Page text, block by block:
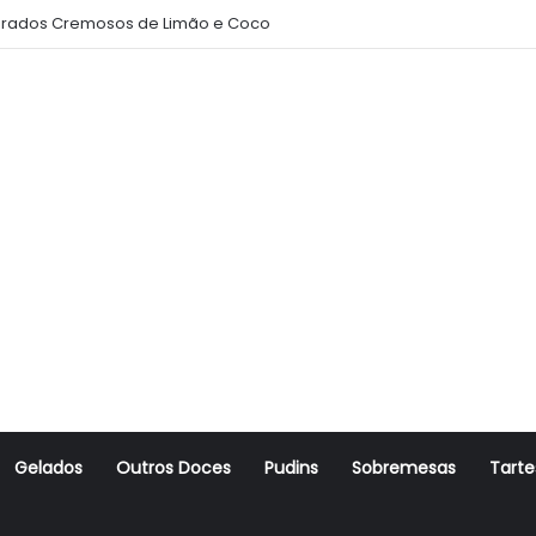
Cremosos de Limão e Coco
Gelados Outros Doces Pudins Sobremesas